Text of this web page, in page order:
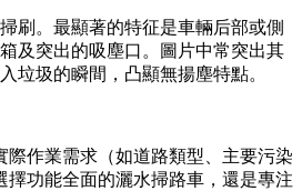
刷。最顯著的特征是車輛后部或側
及突出的吸塵口。圖片中常突出其
垃圾的瞬間，凸顯無揚塵特點。
際作業需求（如道路類型、主要污染
擇功能全面的灑水掃路車，還是專注